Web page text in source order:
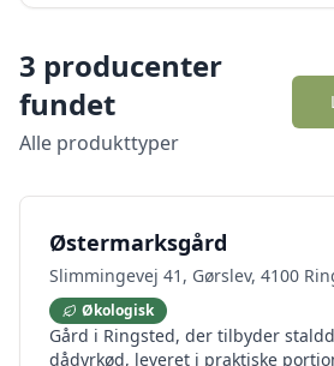
3 producenter
fundet
Alle produkttyper
Østermarksgård
Slimmingevej 41, Gørslev, 4100
Økologisk
Gård i Ringsted, der tilbyder
dådyrkød, leveret i praktiske